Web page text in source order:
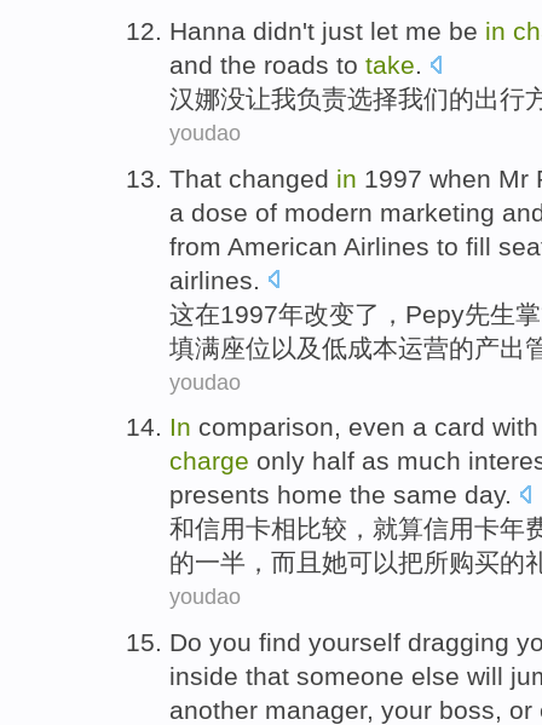
Hanna didn't just let me be in
and the roads to take.
汉娜没让我负责选择我们的出行
youdao
That changed in 1997 when Mr
a dose of modern marketing
from American Airlines to fill
airlines.
这在1997年改变了 ， Pepy先生
填满座位 以及低成本运营的产出
youdao
In comparison, even a card with
charge only half as much
presents home the same day.
和信用卡相 比较， 就算信用卡年
的一半 ， 而且 她可以把所购买的
youdao
Do you find yourself dragging
inside that someone else will
another manager, your boss, or